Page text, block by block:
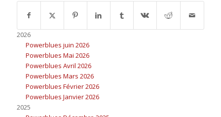
2026
Powerblues juin 2026
Powerblues Mai 2026
Powerblues Avril 2026
Powerblues Mars 2026
Powerblues Février 2026
Powerblues Janvier 2026
2025